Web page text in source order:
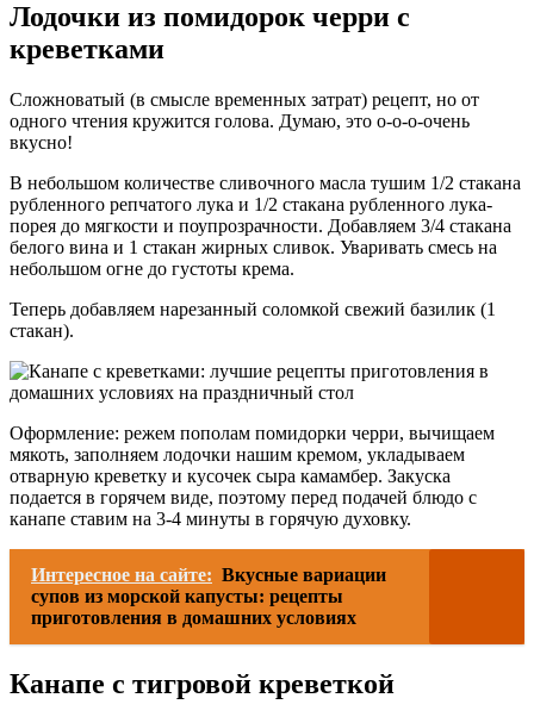
Лодочки из помидорок черри с
креветками
Сложноватый (в смысле временных затрат) рецепт, но от
одного чтения кружится голова. Думаю, это о-о-о-очень
вкусно!
В небольшом количестве сливочного масла тушим 1/2 стакана
рубленного репчатого лука и 1/2 стакана рубленного лука-
порея до мягкости и поупрозрачности. Добавляем 3/4 стакана
белого вина и 1 стакан жирных сливок. Уваривать смесь на
небольшом огне до густоты крема.
Теперь добавляем нарезанный соломкой свежий базилик (1
стакан).
Оформление: режем пополам помидорки черри, вычищаем
мякоть, заполняем лодочки нашим кремом, укладываем
отварную креветку и кусочек сыра камамбер. Закуска
подается в горячем виде, поэтому перед подачей блюдо с
канапе ставим на 3-4 минуты в горячую духовку.
Интересное на сайте: Вкусные вариации
супов из морской капусты: рецепты
приготовления в домашних условиях
Канапе с тигровой креветкой